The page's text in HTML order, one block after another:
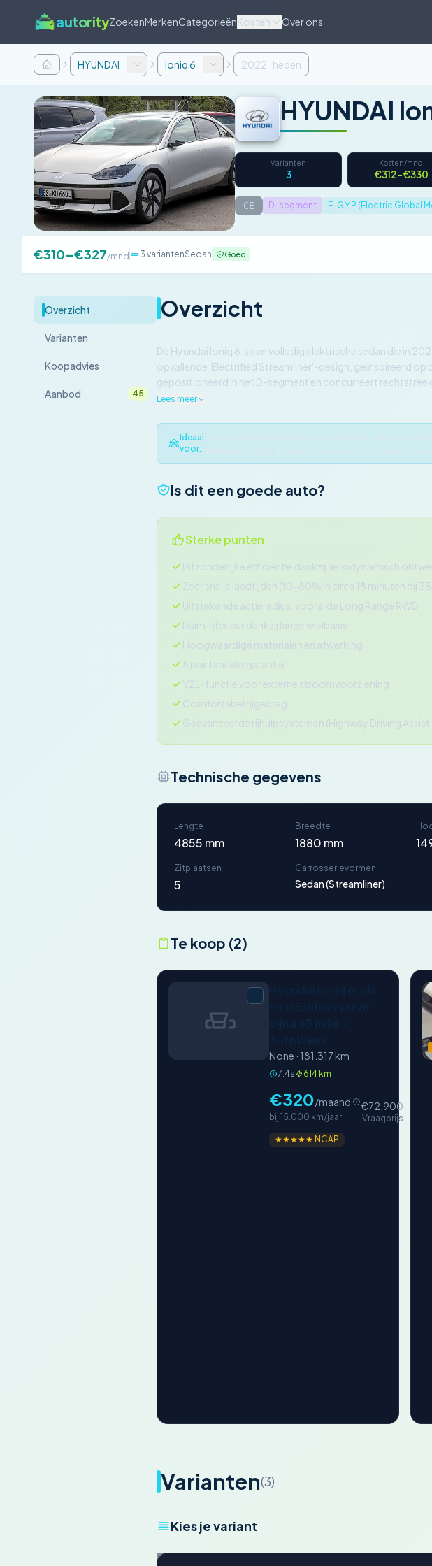
autorityZoekenMerkenCategorieënKosten Over ons
HYUNDAI Ioniq 6 2022-heden
HYUNDAI
Varianten
3
Kosten/mnd
€312–€330
CE D-segment E-GMP (Electric Global
€310–€327/mnd 3 variantenSedan Goed
Overzicht
Varianten
Koopadvies
Aanbod 45
Overzicht
De Hyundai Ioniq 6 is een volledig elektrische sedan die in
opvallende 'Electrified Streamliner'-design, geïnspireerd
gepositioneerd in het D-segment en concurreert
Lees meer
Ideaal
voor:
Is dit een goede auto?
Sterke punten
Uitzonderlijke efficiëntie dankzij aerodynamisch
Zeer snelle laadtijden (10-80% in circa 18 minuten bij
Uitstekende actieradius, vooral de Long Range RWD
Ruim interieur dankzij lange wielbasis
Hoogwaardige materialen en afwerking
5 jaar fabrieksgarantie
V2L-functie voor externe stroomvoorziening
Comfortabel rijgedrag
Geavanceerde rijhulpsystemen (Highway Driving Assist
Technische gegevens
Lengte
4855 mm
Breedte
1880 mm
Zitplaatsen
5
Carrosserievormen
Sedan (Streamliner)
Te koop (2)
None · 181.317 km
7.4s 614 km
€320/maand
bij 15.000 km/jaar
€72.900
Vraagprijs
★★★★★ NCAP
Varianten(3)
Kies je variant